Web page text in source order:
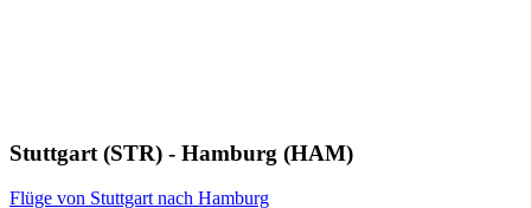
Stuttgart (STR) - Hamburg (HAM)
Flüge von Stuttgart nach Hamburg